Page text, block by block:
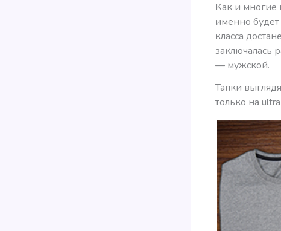
Как и многие
именно будет
класса
заключалась
— мужской.
Тапки
только на